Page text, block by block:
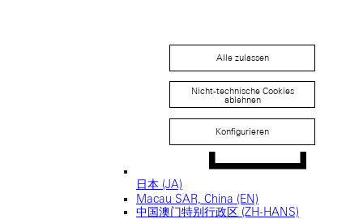
Japan (EN)
日本 (JA)
Macau SAR, China (EN)
中国澳门特别行政区 (ZH-HANS)
Alle zulassen
Nicht-technische Cookies
ablehnen
Konfigurieren